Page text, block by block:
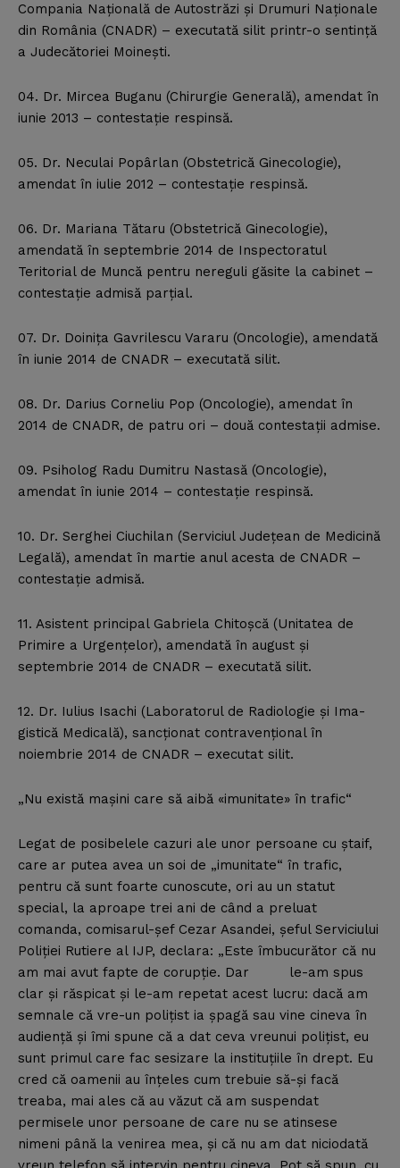
Compania Naţională de Autostrăzi şi Drumuri Naţionale
din România (CNADR) – executată silit printr-o sentinţă
a Judecătoriei Moineşti.
04. Dr. Mircea Buganu (Chirurgie Generală), amendat în
iunie 2013 – contestaţie respinsă.
05. Dr. Neculai Popârlan (Obstetrică Ginecologie),
amendat în iulie 2012 – contestaţie respinsă.
06. Dr. Mariana Tătaru (Obstetrică Ginecologie),
amendată în septembrie 2014 de Inspectoratul
Teritorial de Muncă pentru nereguli găsite la cabinet –
contestaţie admisă parţial.
07. Dr. Doiniţa Gavrilescu Vararu (Oncologie), amendată
în iunie 2014 de CNADR – executată silit.
08. Dr. Darius Corneliu Pop (Oncologie), amendat în
2014 de CNADR, de patru ori – două contestaţii admise.
09. Psiholog Radu Dumitru Nastasă (Oncologie),
amendat în iunie 2014 – contestaţie respinsă.
10. Dr. Serghei Ciuchilan (Serviciul Judeţean de Medicină
Legală), amendat în martie anul acesta de CNADR –
contestaţie admisă.
11. Asistent principal Gabriela Chitoşcă (Unitatea de
Primire a Urgenţelor), amendată în august şi
septembrie 2014 de CNADR – executată silit.
12. Dr. Iulius Isachi (Laboratorul de Radiologie şi Ima-
gistică Medicală), sancţionat contravenţional în
noiembrie 2014 de CNADR – executat silit.
„Nu există maşini care să aibă «imunitate» în trafic“
Legat de posibelele cazuri ale unor persoane cu ştaif,
care ar putea avea un soi de „imunitate“ în trafic,
pentru că sunt foarte cunoscute, ori au un statut
special, la aproape trei ani de când a preluat
comanda, comisarul-şef Cezar Asandei, şeful Serviciului
Poliţiei Rutiere al IJP, declara: „Este îmbucurător că nu
am mai avut fapte de corupţie. Dar le-am spus
clar şi răspicat şi le-am repetat acest lucru: dacă am
semnale că vre-un poliţist ia şpagă sau vine cineva în
audienţă şi îmi spune că a dat ceva vreunui poliţist, eu
sunt primul care fac sesizare la instituţiile în drept. Eu
cred că oamenii au înţeles cum trebuie să-şi facă
treaba, mai ales că au văzut că am suspendat
permisele unor persoane de care nu se atinsese
nimeni până la venirea mea, şi că nu am dat niciodată